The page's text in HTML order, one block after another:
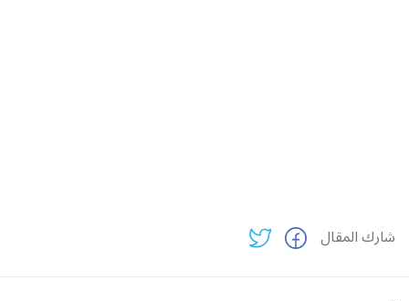
شارك المقال